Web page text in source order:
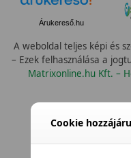
Árukereső.hu
A weboldal teljes képi és
– Ezek felhasználása a
Matrixonline.hu Kft. –
Cookie